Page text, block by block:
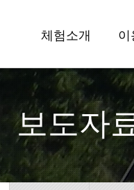
체험소개 이
보도자